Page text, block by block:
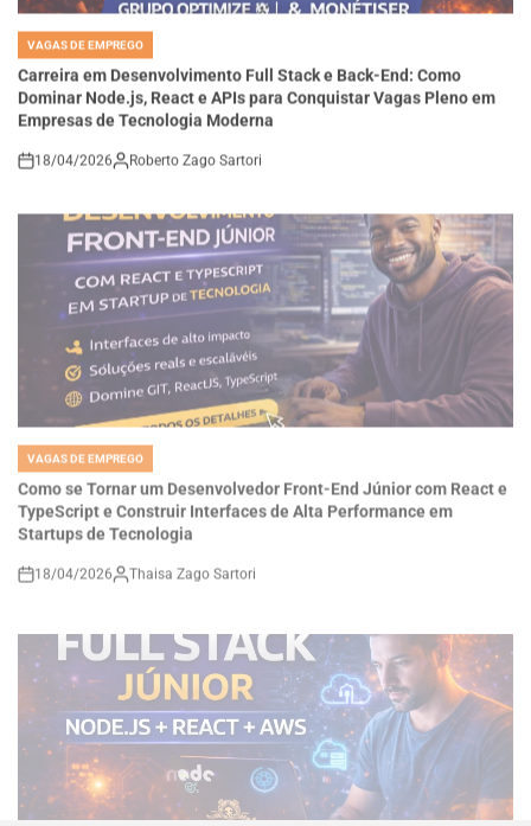
POSTED
IN
VAGAS DE EMPREGO
Carreira em Desenvolvimento Full Stack e Back-End: Como
Dominar Node.js, React e APIs para Conquistar Vagas Pleno em
Empresas de Tecnologia Moderna
18/04/2026 Roberto Zago Sartori
IN
VAGAS DE EMPREGO
Como se Tornar um Desenvolvedor Front-End Júnior com React e
TypeScript e Construir Interfaces de Alta Performance em
Startups de Tecnologia
on
18/04/2026 Thaisa Zago Sartori
POSTED
VAGAS DE EMPREGO